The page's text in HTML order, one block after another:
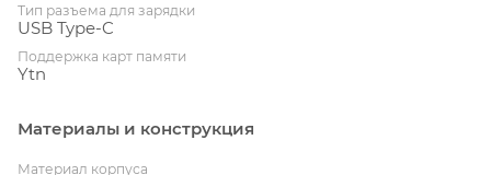
Тип разъема для зарядки
USB Type-C
Поддержка карт памяти
Ytn
Материалы и конструкция
Материал корпуса